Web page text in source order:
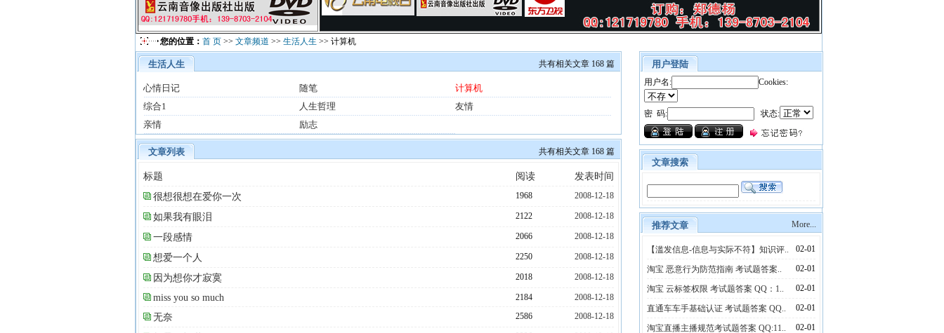
您的位置： 首 页 >> 文章频道 >> 生活人生 >> 计算机
生活人生 共有相关文章 168 篇
心情日记 随笔
计算机
综合1
人生哲理
友情
亲情
励志
文章列表 共有相关文章 168 篇
发表时间
阅读
标题
2008-12-18
1968
很想很想在爱你一次
2008-12-18
2122
如果我有眼泪
2008-12-18
2066
一段感情
2008-12-18
2250
想爱一个人
2008-12-18
2018
因为想你才寂寞
2008-12-18
2184
miss you so much
2008-12-18
2586
无奈
用户登陆
用户名: Cookies:
密 码: 状态:
文章搜索
推荐文章 More...
02-01
【滥发信息-信息与实际不符】知识评..
02-01
淘宝 恶意行为防范指南 考试题答案..
02-01
淘宝 云标签权限 考试题答案 QQ：1..
02-01
直通车车手基础认证 考试题答案 QQ..
02-01
淘宝直播主播规范考试题答案 QQ:11..